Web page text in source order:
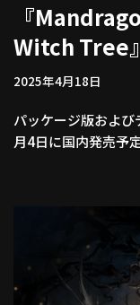
『
Witch Tree
2025年4月18日
パッケージ版およ
月4日に国内発売予